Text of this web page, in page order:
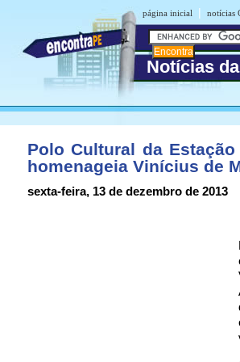
página inicial | notícias
Notícias
Polo Cultural da
homenageia Vinícius de
sexta-feira, 13 de dezembro de 2013